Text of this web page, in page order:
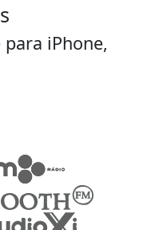
iPhone,